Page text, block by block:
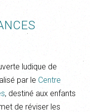
ludique de
par le Centre
, destiné aux enfants
de réviser les